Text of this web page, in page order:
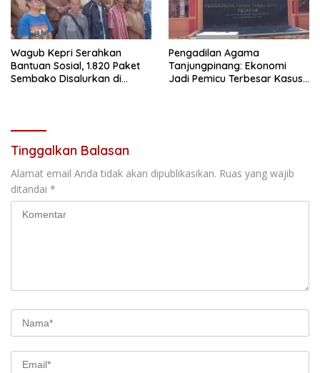
Wagub Kepri Serahkan
Bantuan Sosial, 1.820 Paket
Sembako Disalurkan di
Pengadilan Agama
Tanjungpinang: Ekonomi
Jadi Pemicu Terbesar Kasus
Tinggalkan Balasan
Alamat email Anda tidak akan dipublikasikan. Ruas yang wajib
ditandai *